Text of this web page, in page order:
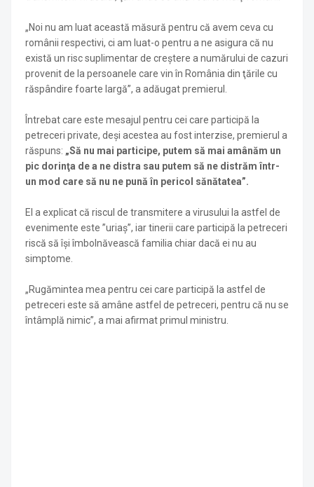
„Noi nu am luat această măsură pentru că avem ceva cu
românii respectivi, ci am luat-o pentru a ne asigura că nu
există un risc suplimentar de creştere a numărului de cazuri
provenit de la persoanele care vin în România din ţările cu
răspândire foarte largă”, a adăugat premierul.
Întrebat care este mesajul pentru cei care participă la
petreceri private, deşi acestea au fost interzise, premierul a
răspuns: „Să nu mai participe, putem să mai amânăm un
pic dorinţa de a ne distra sau putem să ne distrăm într-
un mod care să nu ne pună în pericol sănătatea”.
El a explicat că riscul de transmitere a virusului la astfel de
evenimente este ”uriaş”, iar tinerii care participă la petreceri
riscă să îşi îmbolnăvească familia chiar dacă ei nu au
simptome.
„Rugămintea mea pentru cei care participă la astfel de
petreceri este să amâne astfel de petreceri, pentru că nu se
întâmplă nimic”, a mai afirmat primul ministru.